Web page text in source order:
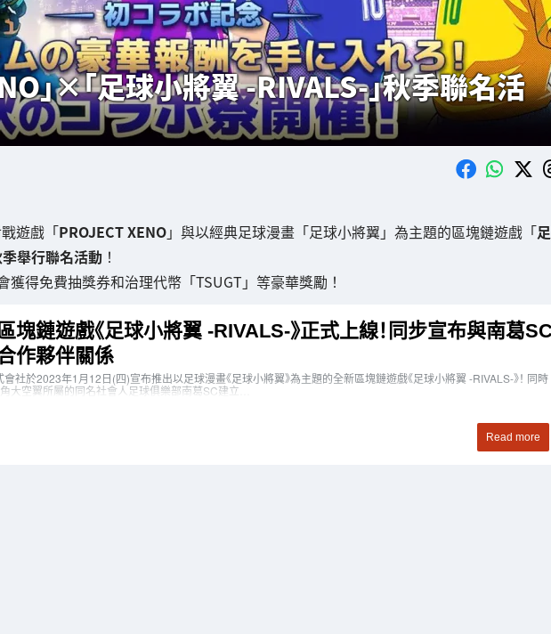
」×「足球小將翼 -RIVALS-」秋季聯名活
遊戲「PROJECT XENO」與以經典足球漫畫「足球小將翼」為主題的區塊鏈遊戲「足
舉行聯名活動！
得免費抽獎券和治理代幣「TSUGT」等豪華獎勵！